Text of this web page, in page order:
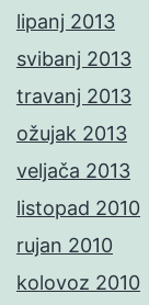
lipanj 2013
svibanj 2013
travanj 2013
ožujak 2013
veljača 2013
listopad 2010
rujan 2010
kolovoz 2010